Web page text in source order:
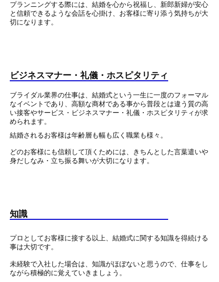
プランニングする際には、結婚を心から祝福し、新郎新婦が安心
と信頼できるような会話を心掛け、お客様に寄り添う気持ちが大
切になります。
ビジネスマナー・礼儀・ホスピタリティ
ブライダル業界の仕事は、結婚式という一生に一度のフォーマル
なイベントであり、高額な商材である事から普段とは違う質の高
い接客やサービス・ビジネスマナー・礼儀・ホスピタリティが求
められます。
結婚されるお客様は年齢層も幅も広く職業も様々。
どのお客様にも信頼して頂くためには、きちんとした言葉遣いや
身だしなみ・立ち振る舞いが大切になります。
知識
プロとしてお客様に接する以上、結婚式に関する知識を得続ける
事は大切です。
未経験で入社した場合は、知識がほぼないと思うので、仕事をし
ながら積極的に覚えていきましょう。